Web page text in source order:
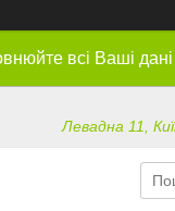
всі Ваші
Левадна 11,